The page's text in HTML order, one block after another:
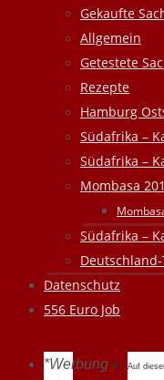
Gekaufte
Allgemein
Getestete
Rezepte
Hamburg
Südafrika –
Südafrika –
Mombasa
Südafrika –
Datenschutz
556 Euro Job
*Werbung
Auf